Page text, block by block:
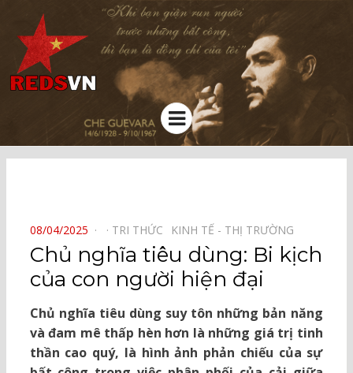
Kênh chia sẻ tri thức cộng đồng
Menu
POSTED
ON
08/04/2025 TRI THỨC⠀ KINH TẾ - THỊ TRƯỜNG⠀
Chủ nghĩa tiêu dùng: Bi kịch
của con người hiện đại
Chủ nghĩa tiêu dùng suy tôn những bản năng
và đam mê thấp hèn hơn là những giá trị tinh
thần cao quý, là hình ảnh phản chiếu của sự